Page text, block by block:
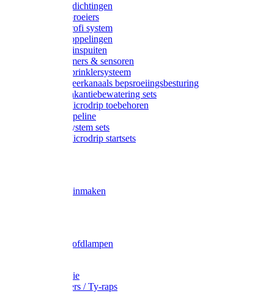
Gardena afdichtingen
Gardena sproeiers
Gardena Profi system
Gardena koppelingen
Gardena tuinspuiten
Gardena timers & sensoren
Gardena Sprinklersysteem
Gardena meerkanaals bepsroeiingsbesturing
Gardena vakantiebewatering sets
Gardena Microdrip toebehoren
Gardena Pipeline
Gardena System sets
Gardena Microdrip startsets
Wecken & inmaken
Zak- & Hoofdlampen
Tape en folie
Kabelbinders / Ty-raps